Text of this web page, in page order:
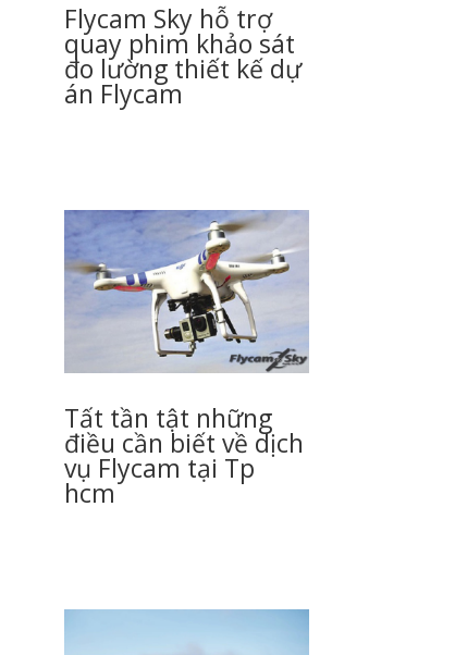
Flycam Sky hỗ trợ
quay phim khảo sát
đo lường thiết kế dự
án Flycam
Tất tần tật những
điều cần biết về dịch
vụ Flycam tại Tp
hcm